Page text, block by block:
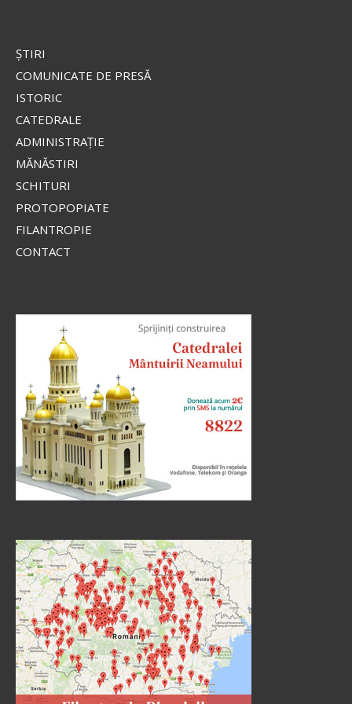
ŞTIRI
COMUNICATE DE PRESĂ
ISTORIC
CATEDRALE
ADMINISTRAŢIE
MĂNĂSTIRI
SCHITURI
PROTOPOPIATE
FILANTROPIE
CONTACT